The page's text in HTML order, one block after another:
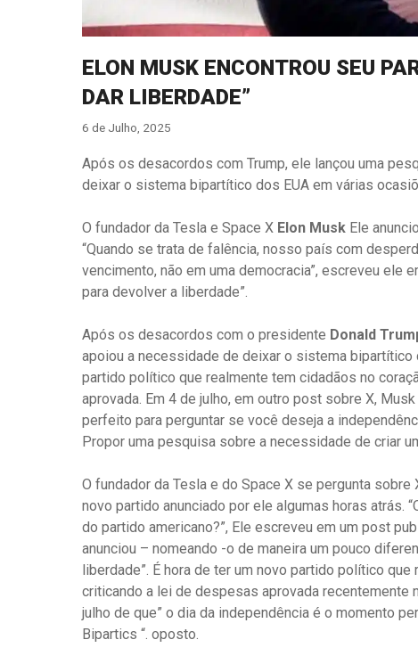
ELON MUSK ENCONTROU SEU
DAR LIBERDADE”
6 de Julho, 2025
Após os desacordos com Trump, ele lançou uma
deixar o sistema bipartítico dos EUA em várias
O fundador da Tesla e Space X Elon Musk Ele
“Quando se trata de falência, nosso país com
vencimento, não em uma democracia”, escreveu ele
para devolver a liberdade”.
Após os desacordos com o presidente Donald
apoiou a necessidade de deixar o sistema bipartítico
partido político que realmente tem cidadãos no
aprovada. Em 4 de julho, em outro post sobre X,
perfeito para perguntar se você deseja a
Propor uma pesquisa sobre a necessidade de criar
O fundador da Tesla e do Space X se pergunta
novo partido anunciado por ele algumas horas atrás.
do partido americano?”, Ele escreveu em um post
anunciou – nomeando -o de maneira um pouco
liberdade”. É hora de ter um novo partido político
criticando a lei de despesas aprovada recentemente
julho de que” o dia da independência é o momento
Bipartics “. oposto.